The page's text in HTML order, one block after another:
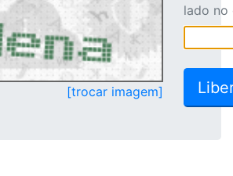
[trocar imagem]
lado no